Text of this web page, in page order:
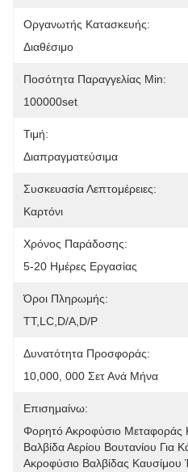
Οργανωτής Κατασκευής:
Διαθέσιμο
Ποσότητα Παραγγελίας Min:
100000set
Τιμή:
Διαπραγματεύσιμα
Συσκευασία Λεπτομέρειες:
Καρτόνι
Χρόνος Παράδοσης:
5-20 Ημέρες Εργασίας
Όροι Πληρωμής:
ΤΤ,LC,D/A,D/P
Δυνατότητα Προσφοράς:
10,000, 000 Σετ Ανά Μήνα
Επισημαίνω:
Φορητό Ακροφύσιο Μεταφοράς
Βαλβίδα Αερίου Βουτανίου Για
Ακροφύσιο Βαλβίδας Καυσίμου